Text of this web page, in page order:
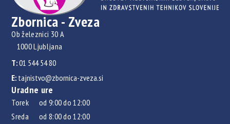
Zbornica - Zveza
Ob železnici 30 A
1000 Ljubljana
T:01 544 54 80
E: tajnistvo@zbornica-zveza.si
Uradne ure
Torek od 9:00 do 12:00
Sreda od 8:00 do 12:00